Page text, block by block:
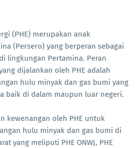
(PHE) merupakan anak
(Persero) yang berperan sebagai
lingkungan Pertamina. Peran
dijalankan oleh PHE adalah
hulu minyak dan gas bumi yang
baik di dalam maupun luar negeri.
kewenangan oleh PHE untuk
hulu minyak dan gas bumi di
yang meliputi PHE ONWJ, PHE